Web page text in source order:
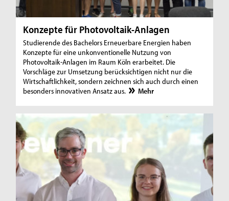
Konzepte für Photovoltaik-Anlagen
Studierende des Bachelors Erneuerbare Energien haben
Konzepte für eine unkonventionelle Nutzung von
Photovoltaik-Anlagen im Raum Köln erarbeitet. Die
Vorschläge zur Umsetzung berücksichtigen nicht nur die
Wirtschaftlichkeit, sondern zeichnen sich auch durch einen
besonders innovativen Ansatz aus.
Mehr